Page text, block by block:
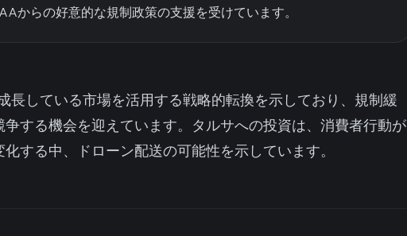
からの好意的な規制政策の支援を受けています。
長している市場を活用する戦略的転換を示しており、規制緩
する機会を迎えています。タルサへの投資は、消費者行動が
する中、ドローン配送の可能性を示しています。